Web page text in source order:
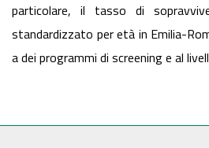
particolare, il tasso di
standardizzato per età in Emilia-
a dei programmi di screening e al